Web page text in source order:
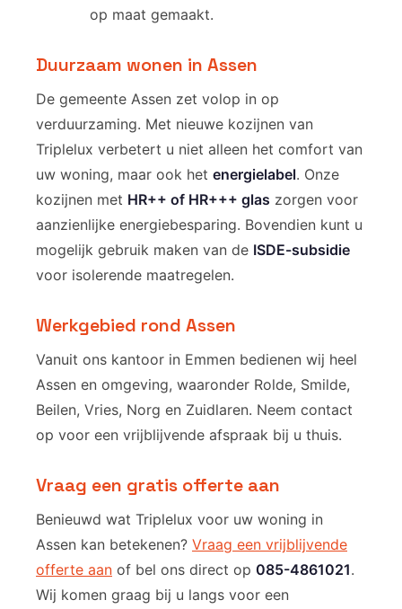
op maat gemaakt.
Duurzaam wonen in Assen
De gemeente Assen zet volop in op
verduurzaming. Met nieuwe kozijnen van
Triplelux verbetert u niet alleen het comfort van
uw woning, maar ook het energielabel. Onze
kozijnen met HR++ of HR+++ glas zorgen voor
aanzienlijke energiebesparing. Bovendien kunt u
mogelijk gebruik maken van de ISDE-subsidie
voor isolerende maatregelen.
Werkgebied rond Assen
Vanuit ons kantoor in Emmen bedienen wij heel
Assen en omgeving, waaronder Rolde, Smilde,
Beilen, Vries, Norg en Zuidlaren. Neem contact
op voor een vrijblijvende afspraak bij u thuis.
Vraag een gratis offerte aan
Benieuwd wat Triplelux voor uw woning in
Assen kan betekenen? Vraag een vrijblijvende
offerte aan of bel ons direct op 085-4861021.
Wij komen graag bij u langs voor een